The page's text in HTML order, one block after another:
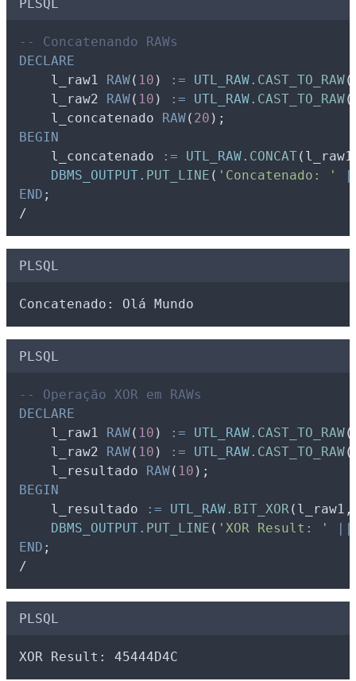
PLSQL
-- Concatenando RAWs
DECLARE
l_raw1
RAW( 10 ) := UTL_RAW. CAST_TO_RAW(
l_raw2
RAW( 10 ) := UTL_RAW. CAST_TO_RAW(
l_concatenado
RAW( 20 );
BEGIN
l_concatenado
:= UTL_RAW. CONCAT( l_raw1
DBMS_OUTPUT. PUT_LINE ( 'Concatenado: '
END ;
/
PLSQL
Concatenado: Olá Mundo
PLSQL
-- Operação XOR em RAWs
DECLARE
l_raw1
RAW( 10 ) := UTL_RAW. CAST_TO_RAW(
l_raw2
RAW( 10 ) := UTL_RAW. CAST_TO_RAW(
l_resultado
RAW( 10 );
BEGIN
l_resultado
:= UTL_RAW. BIT_XOR( l_raw1
DBMS_OUTPUT. PUT_LINE ( 'XOR Result: '
END ;
/
PLSQL
XOR Result: 45444D4C